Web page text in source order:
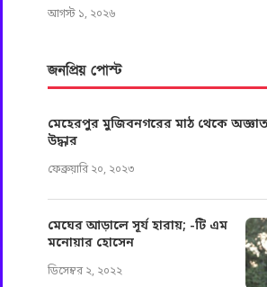
আগস্ট ১, ২০২৬
জনপ্রিয় পোস্ট
মেহেরপুর মুজিবনগরের মাঠ থেকে
উদ্ধার
ফেব্রুয়ারি ২০, ২০২৩
মেঘের আড়ালে সূর্য হারায়; -টি এম
মনোয়ার হোসেন
ডিসেম্বর ২, ২০২২